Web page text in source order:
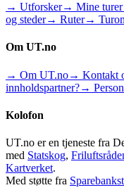
→ Utforsker→ Mine turer
og steder→ Ruter→
Om UT.no
→ Om UT.no→ Kontakt
innholdspartner?→
Kolofon
UT.no er en tjeneste fra
med Statskog,
Kartverket.
Med støtte fra